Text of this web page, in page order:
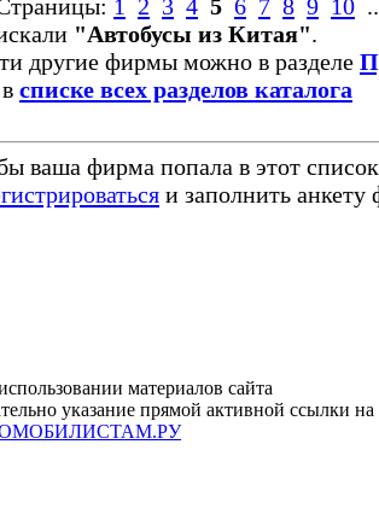
1 2 3 4 5 6 7 8 9 10
"Автобусы из Китая".
другие фирмы можно в разделе
списке всех разделов каталога
ваша фирма попала в этот
и заполнить
материалов сайта
указание прямой активной ссылки на